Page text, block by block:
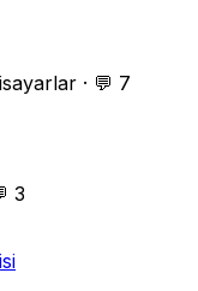
· 💬 7
3